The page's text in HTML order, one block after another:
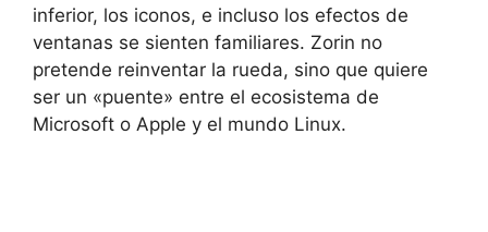
inferior, los iconos, e incluso los efectos de
ventanas se sienten familiares. Zorin no
pretende reinventar la rueda, sino que quiere
ser un «puente» entre el ecosistema de
Microsoft o Apple y el mundo Linux.